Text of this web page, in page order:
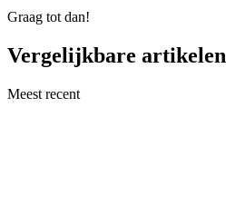
Graag tot dan!
Vergelijkbare artikelen
Meest recent